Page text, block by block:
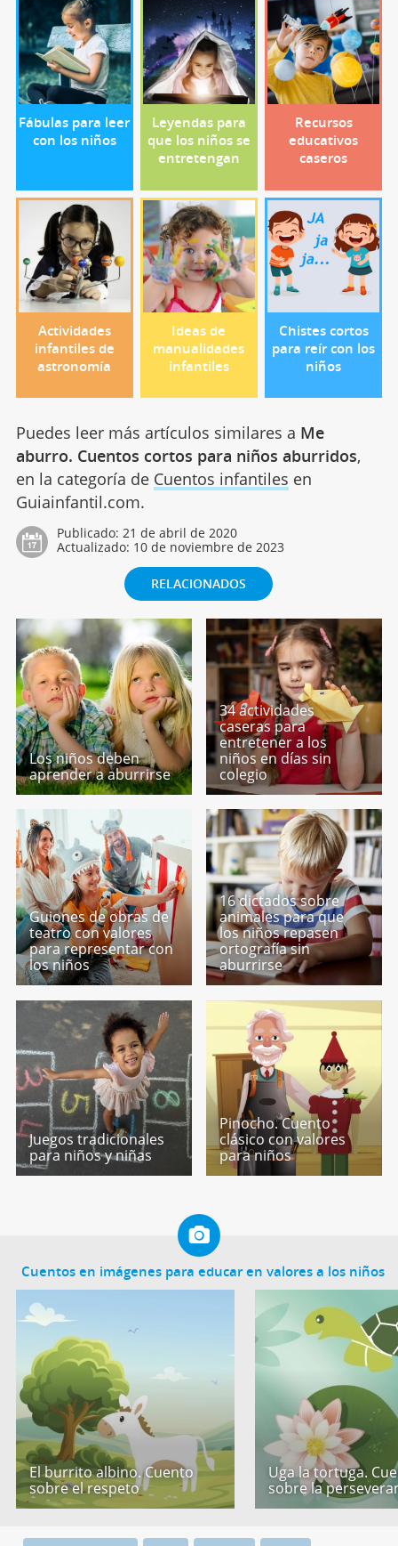
Fábulas para leer
con los niños
Leyendas para
que los niños se
entretengan
Recursos
educativos
caseros
Actividades
infantiles de
astronomía
Ideas de
manualidades
infantiles
Chistes cortos
para reír con los
niños
Puedes leer más artículos similares a Me
aburro. Cuentos cortos para niños aburridos,
en la categoría de Cuentos infantiles en
Guiainfantil.com.
Publicado: 21 de abril de 2020
Actualizado: 10 de noviembre de 2023
RELACIONADOS
Los niños deben
aprender a aburrirse
34 actividades
caseras para
entretener a los
niños en días sin
colegio
Guiones de obras de
teatro con valores
para representar con
los niños
16 dictados sobre
animales para que
los niños repasen
ortografía sin
aburrirse
Juegos tradicionales
para niños y niñas
Pinocho. Cuento
clásico con valores
para niños
Cuentos en imágenes para educar en valores a los niños
El burrito albino. Cuento
sobre el respeto
Uga la tortuga.
sobre la